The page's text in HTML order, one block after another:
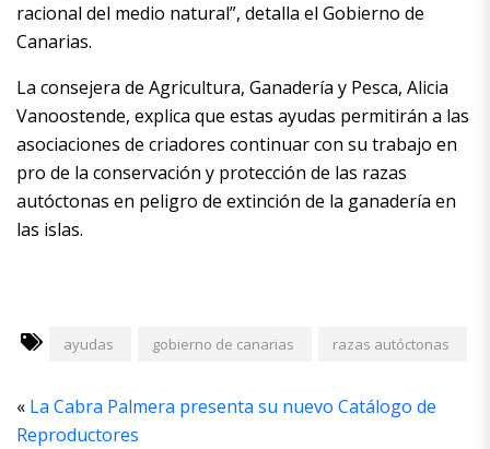
racional del medio natural”, detalla el Gobierno de
Canarias.
La consejera de Agricultura, Ganadería y Pesca, Alicia
Vanoostende, explica que estas ayudas permitirán a las
asociaciones de criadores continuar con su trabajo en
pro de la conservación y protección de las razas
autóctonas en peligro de extinción de la ganadería en
las islas.
ayudas gobierno de canarias razas autóctonas
« La Cabra Palmera presenta su nuevo Catálogo de
Reproductores